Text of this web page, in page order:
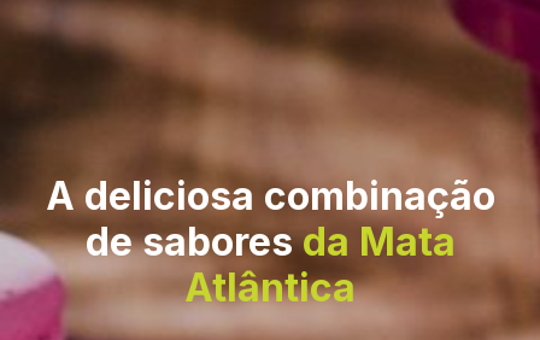
A deliciosa combinação
de saboresda Mata
Atlântica